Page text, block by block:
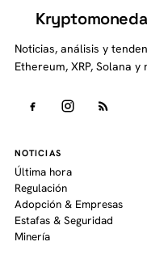
Noticias, análisis y
Ethereum, XRP, Solana y
NOTICIAS
Última hora
Regulación
Adopción & Empresas
Estafas & Seguridad
Minería